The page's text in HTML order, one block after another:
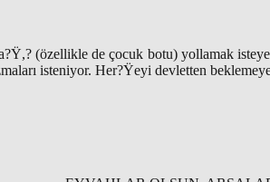
(özellikle de çocuk botu) yollamak
isteniyor. Her?Ÿeyi devletten